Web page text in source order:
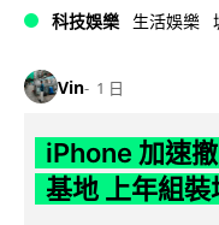
科技娛樂 生活娛樂
Vin 1 日
iPhone 加速
基地 上年組